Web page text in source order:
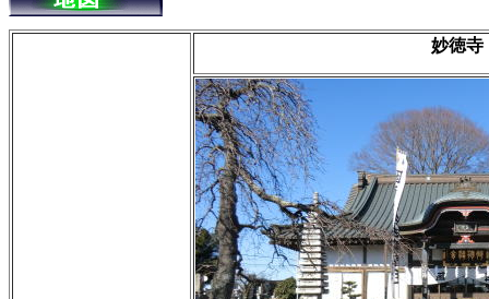
妙徳寺